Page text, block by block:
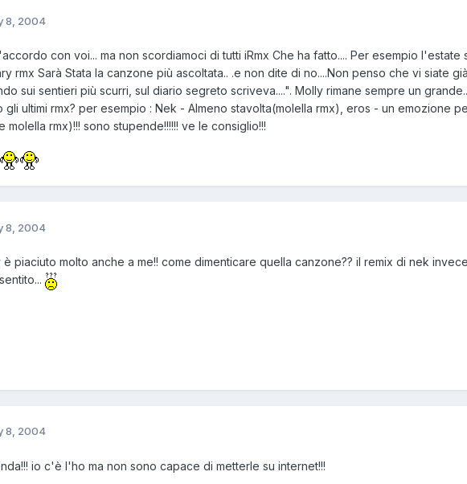
8, 2004
con voi... ma non scordiamoci di tutti iRmx Che ha fatto.... Per esempio l'estate
rmx Sarà Stata la canzone più ascoltata.. .e non dite di no....Non penso che vi siate
sui sentieri più scurri, sul diario segreto scriveva....". Molly rimane sempre un
gli ultimi rmx? per esempio : Nek - Almeno stavolta(molella rmx), eros - un emozione
molella rmx)!!! sono stupende!!!!!! ve le consiglio!!!
8, 2004
è piaciuto molto anche a me!! come dimenticare quella canzone?? il remix di nek
8, 2004
io c'è l'ho ma non sono capace di metterle su internet!!!